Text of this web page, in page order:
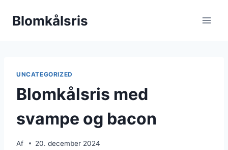
Blomkålsris
UNCATEGORIZED
Blomkålsris med
svampe og bacon
Af 20. december 2024